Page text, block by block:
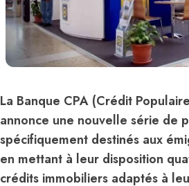
La Banque CPA (Crédit
annonce une nouvelle série de
spécifiquement destinés aux
en mettant à leur disposition
crédits immobiliers adaptés à